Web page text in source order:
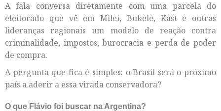
A fala conversa diretamente com uma parcela do
eleitorado que vê em Milei, Bukele, Kast e outras
lideranças regionais um modelo de reação contra
criminalidade, impostos, burocracia e perda de poder
de compra.
A pergunta que fica é simples: o Brasil será o próximo
país a aderir a essa virada conservadora?
O que Flávio foi buscar na Argentina?